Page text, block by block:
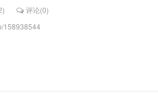
评论(0)
158938544